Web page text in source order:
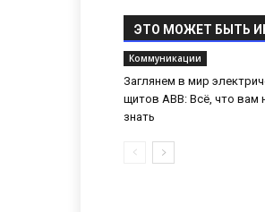
ЭТО МОЖЕТ БЫТЬ
Коммуникации
Заглянем в мир
щитов ABB: Всё, что вам
знать